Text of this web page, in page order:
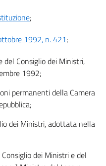
II
;
1992, n. 421;
del Consiglio dei Ministri,
1992;
permanenti della Camera
dei Ministri, adottata nella
dei Ministri e del